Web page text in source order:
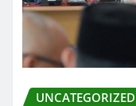
UNCATEGORIZED